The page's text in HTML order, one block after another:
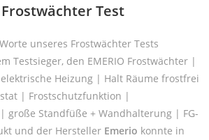
Test
unseres Frostwächter Tests
Testsieger, den EMERIO Frostwächter |
Heizung | Halt Räume frostfrei
| Frostschutzfunktion |
große Standfüße + Wandhalterung | FG-
und der Hersteller Emerio konnte in